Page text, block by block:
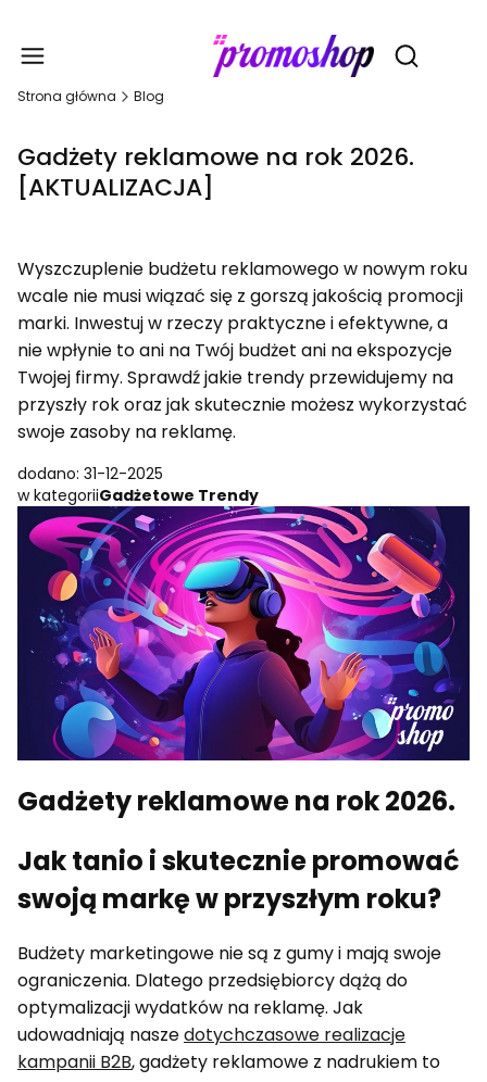
Otwórz
Strona główna Blog
Gadżety reklamowe na rok 2026.
[AKTUALIZACJA]
Wyszczuplenie budżetu reklamowego w nowym roku
wcale nie musi wiązać się z gorszą jakością promocji
marki. Inwestuj w rzeczy praktyczne i efektywne, a
nie wpłynie to ani na Twój budżet ani na ekspozycje
Twojej firmy. Sprawdź jakie trendy przewidujemy na
przyszły rok oraz jak skutecznie możesz wykorzystać
swoje zasoby na reklamę.
dodano: 31-12-2025
w kategoriiGadżetowe Trendy
Gadżety reklamowe na rok 2026.
Jak tanio i skutecznie promować
swoją markę w przyszłym roku?
Budżety marketingowe nie są z gumy i mają swoje
ograniczenia. Dlatego przedsiębiorcy dążą do
optymalizacji wydatków na reklamę. Jak
udowadniają naszedotychczasowe realizacje
kampanii B2B, gadżety reklamowe z nadrukiem to